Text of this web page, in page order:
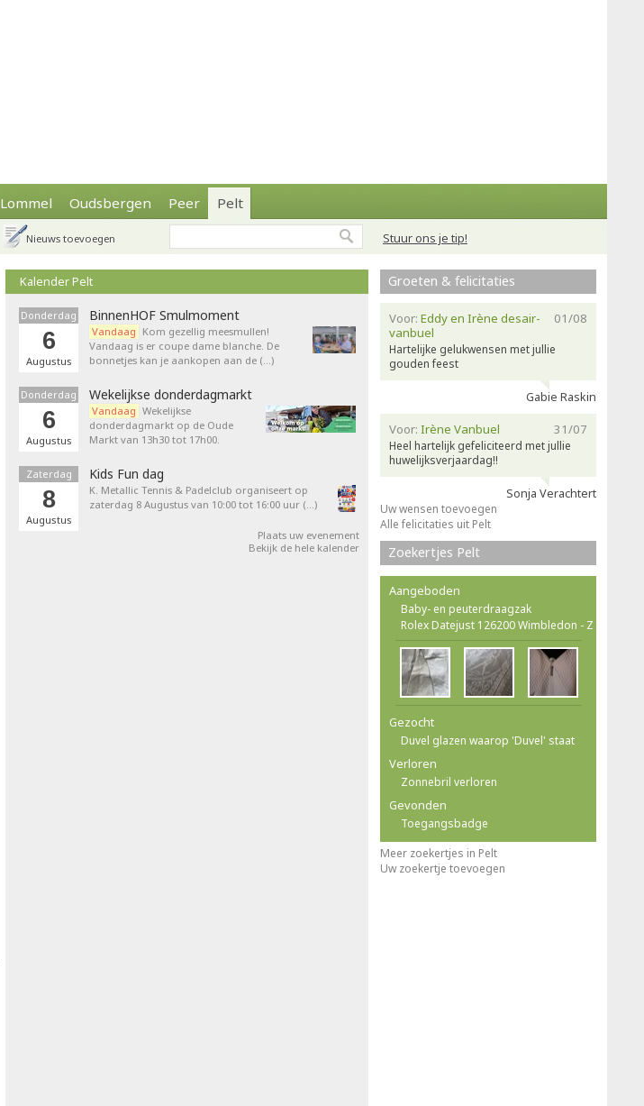
Lommel Oudsbergen Peer Pelt
Stuur ons je tip!
Nieuws toevoegen
Kalender Pelt
Donderdag
6
Augustus
BinnenHOF Smulmoment
Vandaag Kom gezellig meesmullen!
Vandaag is er coupe dame blanche. De
bonnetjes kan je aankopen aan de (…)
Donderdag
6
Augustus
Wekelijkse donderdagmarkt
Vandaag Wekelijkse
donderdagmarkt op de Oude
Markt van 13h30 tot 17h00.
Zaterdag
8
Augustus
Kids Fun dag
K. Metallic Tennis & Padelclub organiseert op
zaterdag 8 Augustus van 10:00 tot 16:00 uur (…)
Plaats uw evenement
Bekijk de hele kalender
Groeten & felicitaties
01/08
Voor: Eddy en Irène desair-
vanbuel
Hartelijke gelukwensen met jullie
gouden feest
Gabie Raskin
31/07
Voor: Irène Vanbuel
Heel hartelijk gefeliciteerd met jullie
huwelijksverjaardag!!
Sonja Verachtert
Uw wensen toevoegen
Alle felicitaties uit Pelt
Zoekertjes Pelt
Aangeboden
Baby- en peuterdraagzak
Rolex Datejust 126200 Wimbledon - Z
Gezocht
Duvel glazen waarop 'Duvel' staat
Verloren
Zonnebril verloren
Gevonden
Toegangsbadge
Meer zoekertjes in Pelt
Uw zoekertje toevoegen